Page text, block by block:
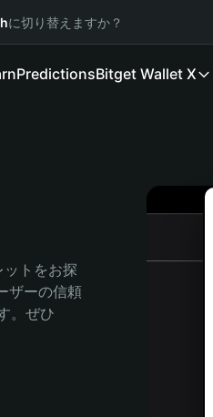
に切り替えますか？
PredictionsBitget Wallet X
トをお探
ザーの信頼
。ぜひ